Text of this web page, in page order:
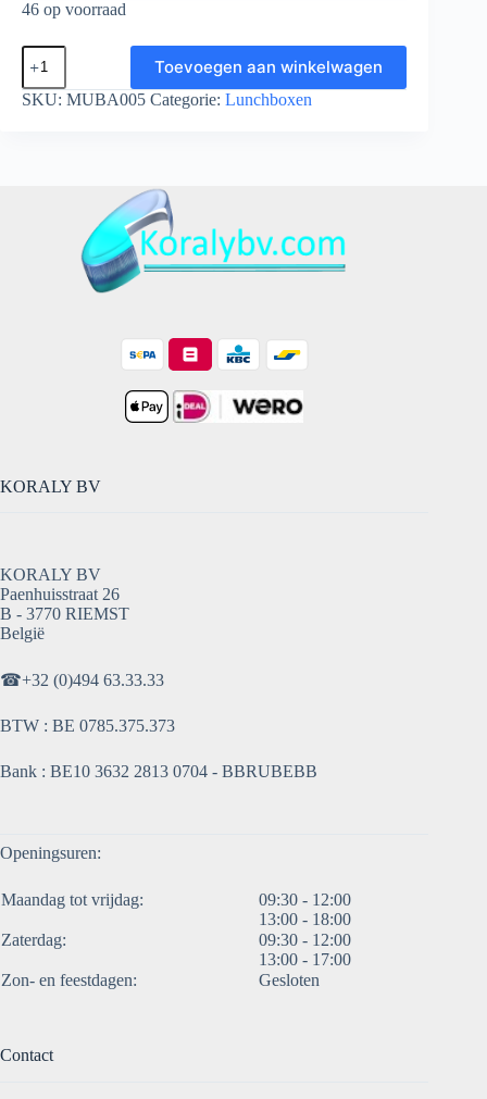
46 op voorraad
BLACK&BLUM
Lunchbox
-
Toevoegen aan winkelwagen
SKU: MUBA005 Categorie: Lunchboxen
KORALY BV
KORALY BV
Paenhuisstraat 26
B - 3770 RIEMST
België
☎+32 (0)494 63.33.33
BTW : BE 0785.375.373
Bank : BE10 3632 2813 0704 - BBRUBEBB
Openingsuren:
Maandag tot vrijdag:
09:30 - 12:00
13:00 - 18:00
Zaterdag:
09:30 - 12:00
13:00 - 17:00
Zon- en feestdagen:
Gesloten
Contact